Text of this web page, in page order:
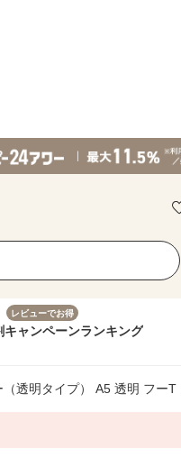
レビューでお得
キャンペーンランキング
透明タイプ） A5 透明 フーT